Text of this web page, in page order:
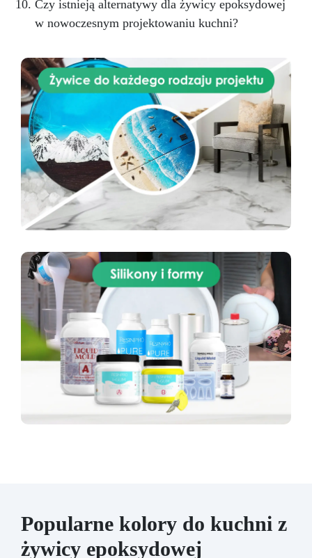
Czy istnieją alternatywy dla żywicy epoksydowej
w nowoczesnym projektowaniu kuchni?
Popularne kolory do kuchni z
żywicy epoksydowej